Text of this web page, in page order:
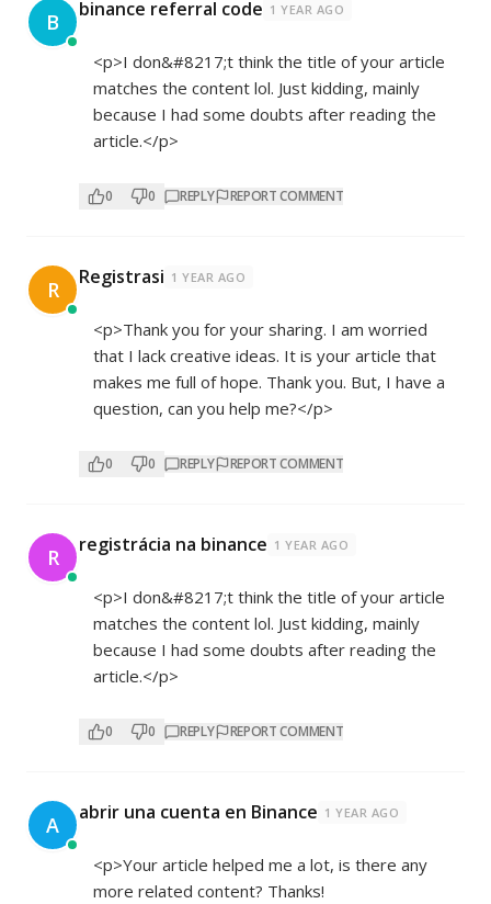
B binance referral code 1 YEAR AGO
<p>I don&#8217;t think the title of your article
matches the content lol. Just kidding, mainly
because I had some doubts after reading the
article.</p>
0 0 REPLY REPORT COMMENT
R Registrasi 1 YEAR AGO
<p>Thank you for your sharing. I am worried
that I lack creative ideas. It is your article that
makes me full of hope. Thank you. But, I have a
question, can you help me?</p>
0 0 REPLY REPORT COMMENT
R registrácia na binance 1 YEAR AGO
<p>I don&#8217;t think the title of your article
matches the content lol. Just kidding, mainly
because I had some doubts after reading the
article.</p>
0 0 REPLY REPORT COMMENT
A abrir una cuenta en Binance 1 YEAR AGO
<p>Your article helped me a lot, is there any
more related content? Thanks!